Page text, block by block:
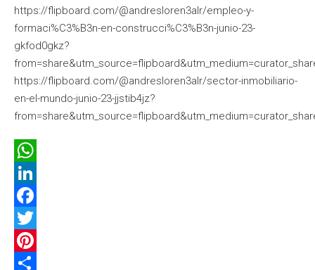
https://flipboard.com/@andresloren3alr/empleo-y-
formaci%C3%B3n-en-construcci%C3%B3n-junio-23-
gkfod0gkz?
https://flipboard.com/@andresloren3alr/sector-inmobiliario-
en-el-mundo-junio-23-jjstib4jz?
WhatsApp
LinkedIn
Facebook
Twitter
Pinterest